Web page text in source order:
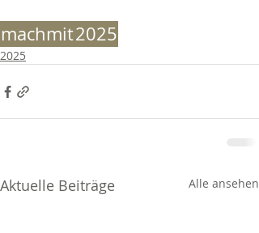
machmit2025
2025
Aktuelle Beiträge Alle ansehen